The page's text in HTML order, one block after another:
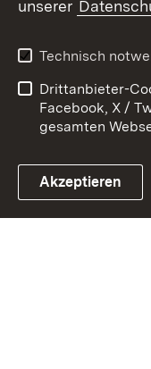
Link zum
Kontakt
Barrierefreiheit
Impressum
unserer
Technisch
Drittanbieter-
Facebook, X /
gesamten
Akzeptieren